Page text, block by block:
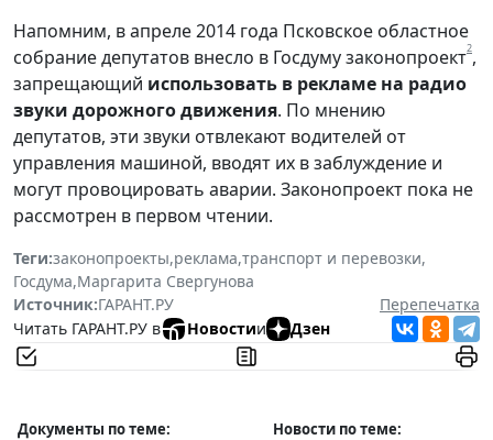
Напомним, в апреле 2014 года Псковское областное
собрание депутатов внесло в Госдуму законопроект2,
запрещающий использовать в рекламе на радио
звуки дорожного движения. По мнению
депутатов, эти звуки отвлекают водителей от
управления машиной, вводят их в заблуждение и
могут провоцировать аварии. Законопроект пока не
рассмотрен в первом чтении.
Теги:законопроекты,реклама,транспорт и перевозки,
Госдума,Маргарита Свергунова
Источник:ГАРАНТ.РУ
Перепечатка
Читать ГАРАНТ.РУ в
Новостии Дзен
Документы по теме: Новости по теме: